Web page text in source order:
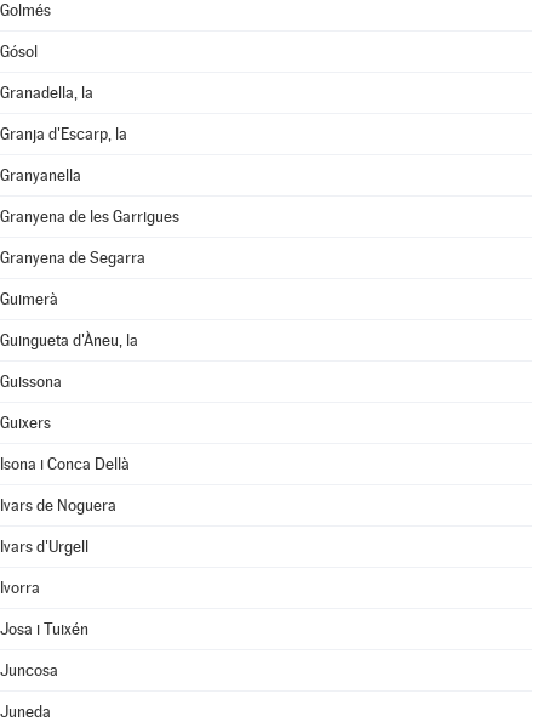
Golmés
Gósol
Granadella, la
Granja d'Escarp, la
Granyanella
Granyena de les Garrigues
Granyena de Segarra
Guimerà
Guingueta d'Àneu, la
Guissona
Guixers
Isona i Conca Dellà
Ivars de Noguera
Ivars d'Urgell
Ivorra
Josa i Tuixén
Juncosa
Juneda